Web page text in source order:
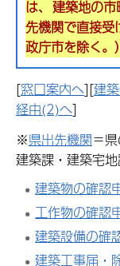
は、 建築地の
先機関で直接受
政庁市を除く。）
[窓口案内へ][建
経由(2)へ]
※県出先機関＝
建築課・建築宅地
建築物の確認
工作物の確認
建築設備の確
建築工事届・